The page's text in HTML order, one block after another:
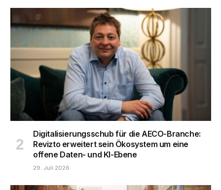
Digitalisierungsschub für die AECO-Branche:
Revizto erweitert sein Ökosystem um eine
offene Daten- und KI-Ebene
29. Juli 2026